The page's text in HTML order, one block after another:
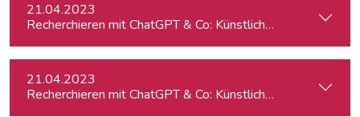
21.04.2023
Recherchieren mit ChatGPT & Co: Künstliche Intelligenz im
21.04.2023
Recherchieren mit ChatGPT & Co: Künstliche Intelligenz im